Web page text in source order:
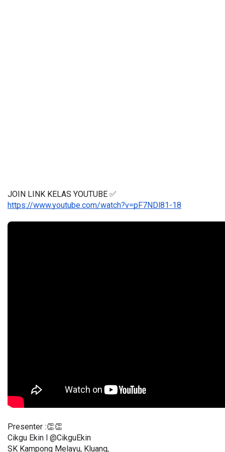
JOIN LINK KELAS YOUTUBE ✅
https://www.youtube.com/watch?v=pF7NDl81-18
Presenter :👏👏
Cikgu Ekin l @CikguEkin
SK Kampong Melayu, Kluang,